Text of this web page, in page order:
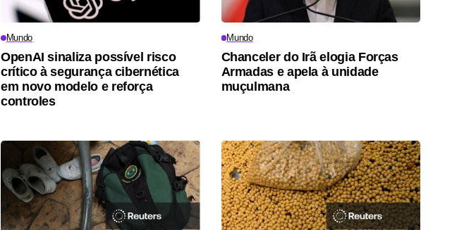
Mundo
OpenAI sinaliza possível risco
crítico à segurança cibernética
em novo modelo e reforça
controles
Mundo
Chanceler do Irã elogia Forças
Armadas e apela à unidade
muçulmana